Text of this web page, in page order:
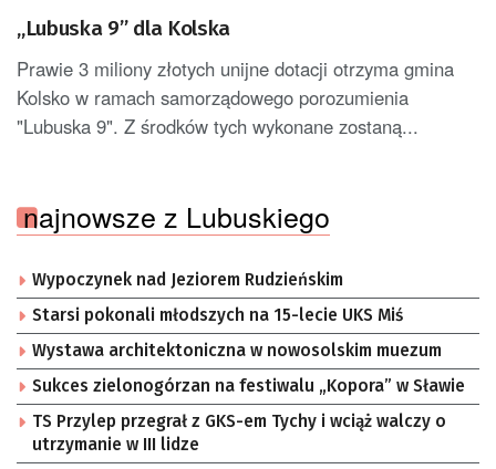
„Lubuska 9” dla Kolska
Prawie 3 miliony złotych unijne dotacji otrzyma gmina
Kolsko w ramach samorządowego porozumienia
"Lubuska 9". Z środków tych wykonane zostaną...
najnowsze z Lubuskiego
Wypoczynek nad Jeziorem Rudzieńskim
Starsi pokonali młodszych na 15-lecie UKS Miś
Wystawa architektoniczna w nowosolskim muezum
Sukces zielonogórzan na festiwalu „Kopora” w Sławie
TS Przylep przegrał z GKS-em Tychy i wciąż walczy o
utrzymanie w III lidze